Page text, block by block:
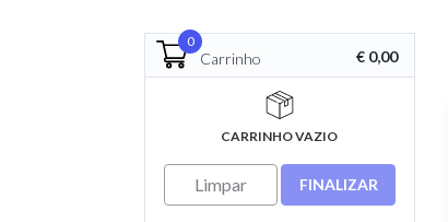
0
Carrinho € 0,00
CARRINHO VAZIO
Limpar FINALIZAR